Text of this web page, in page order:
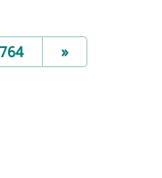
764 »Next